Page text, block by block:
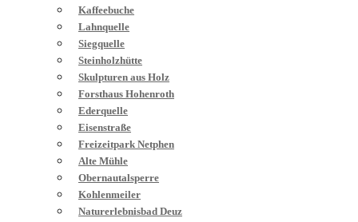
Kaffeebuche
Lahnquelle
Siegquelle
Steinholzhütte
Skulpturen aus Holz
Forsthaus Hohenroth
Ederquelle
Eisenstraße
Freizeitpark Netphen
Alte Mühle
Obernautalsperre
Kohlenmeiler
Naturerlebnisbad Deuz